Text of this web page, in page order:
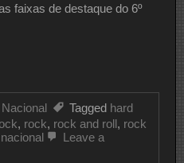
faixas de destaque do 6º
Tagged hard
, rock, rock and roll, rock
Leave a